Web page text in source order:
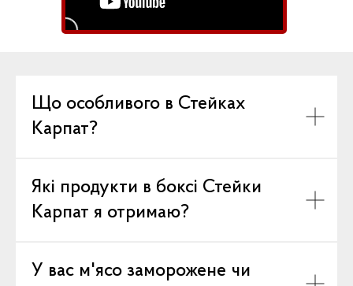
Що особливого в Стейках
Карпат?
Які продукти в боксі Стейки
Карпат я отримаю?
У вас м'ясо заморожене чи